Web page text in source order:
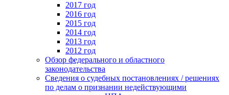
2017 год
2016 год
2015 год
2014 год
2013 год
2012 год
Обзор федерального и областного
законодательства
Сведения о судебных постановлениях / решениях
по делам о признании недействующими